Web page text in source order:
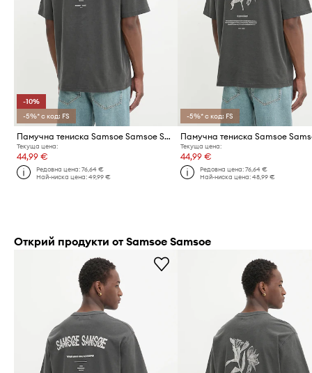
-10%
-5%* с код: FS
Памучна тениска Samsoe Samsoe SASWIRL
Текуща цена:
44,99 €
Редовна цена:76,64 €
Най-ниска цена:49,99 €
-5%* с код: FS
Текуща цена:
44,99 €
Редовна цена: 76,64 €
Най-ниска цена: 48,99 €
Открий продукти от Samsoe Samsoe